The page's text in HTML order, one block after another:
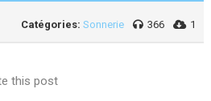
Catégories: Sonnerie 366 1
this post